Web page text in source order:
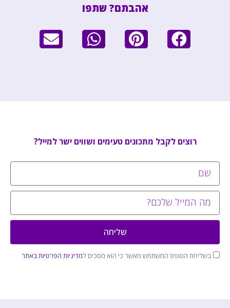
אהבתם? שתפו
רוצים לקבל מתכונים טעימים ושווים ישר למייל?
בשליחת הטופס המשתמש מאשר כי הוא מסכים למדיניות הפרטיות באתר
שליחה